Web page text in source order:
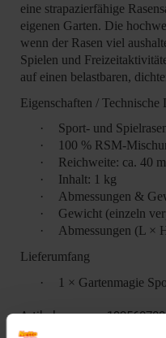
eine strapazierfähige
eigenen Garten. Die
wenn der Rasen viel
Spielen und
auf einen belastbaren,
Eigenschaften / Technische
·
Sport- und
·
100 % RSM-
·
Reichweite: ca. 40
·
Inhalt: 1 kg
·
Abmessungen &
·
Gewicht (einzeln
·
Abmessungen (L ×
Lieferumfang
·
1 × Gartenmagie
Artikelnummer:
EAN: 4316268577489